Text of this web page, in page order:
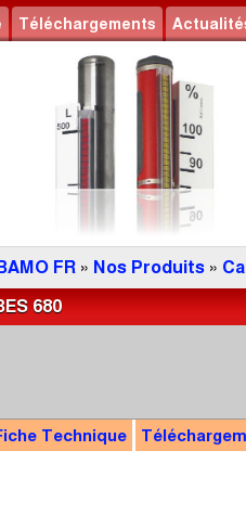
Téléchargements
BAMO FR » Nos Produits »
680
Technique